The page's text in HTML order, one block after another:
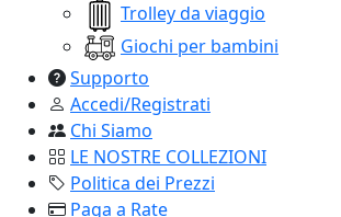
Trolley da viaggio
Giochi per bambini
Supporto
Accedi/Registrati
Chi Siamo
LE NOSTRE COLLEZIONI
Politica dei Prezzi
Paga a Rate